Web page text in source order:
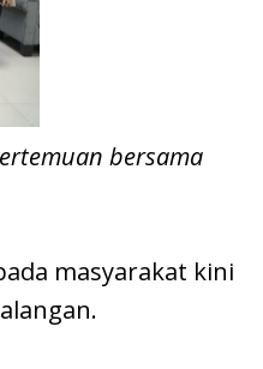
bersama
masyarakat kini